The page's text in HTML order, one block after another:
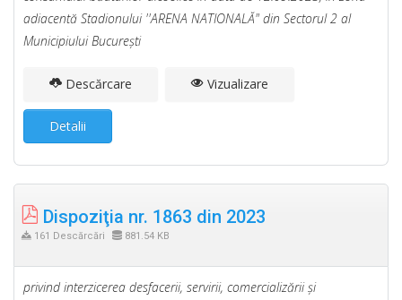
adiacentă Stadionului ''ARENA NATIONALĂ" din Sectorul 2 al
Municipiului Bucureşti
Descărcare Vizualizare
Detalii
Dispoziţia nr. 1863 din 2023
161 Descărcări 881.54 KB
privind interzicerea desfacerii, servirii, comercializării şi